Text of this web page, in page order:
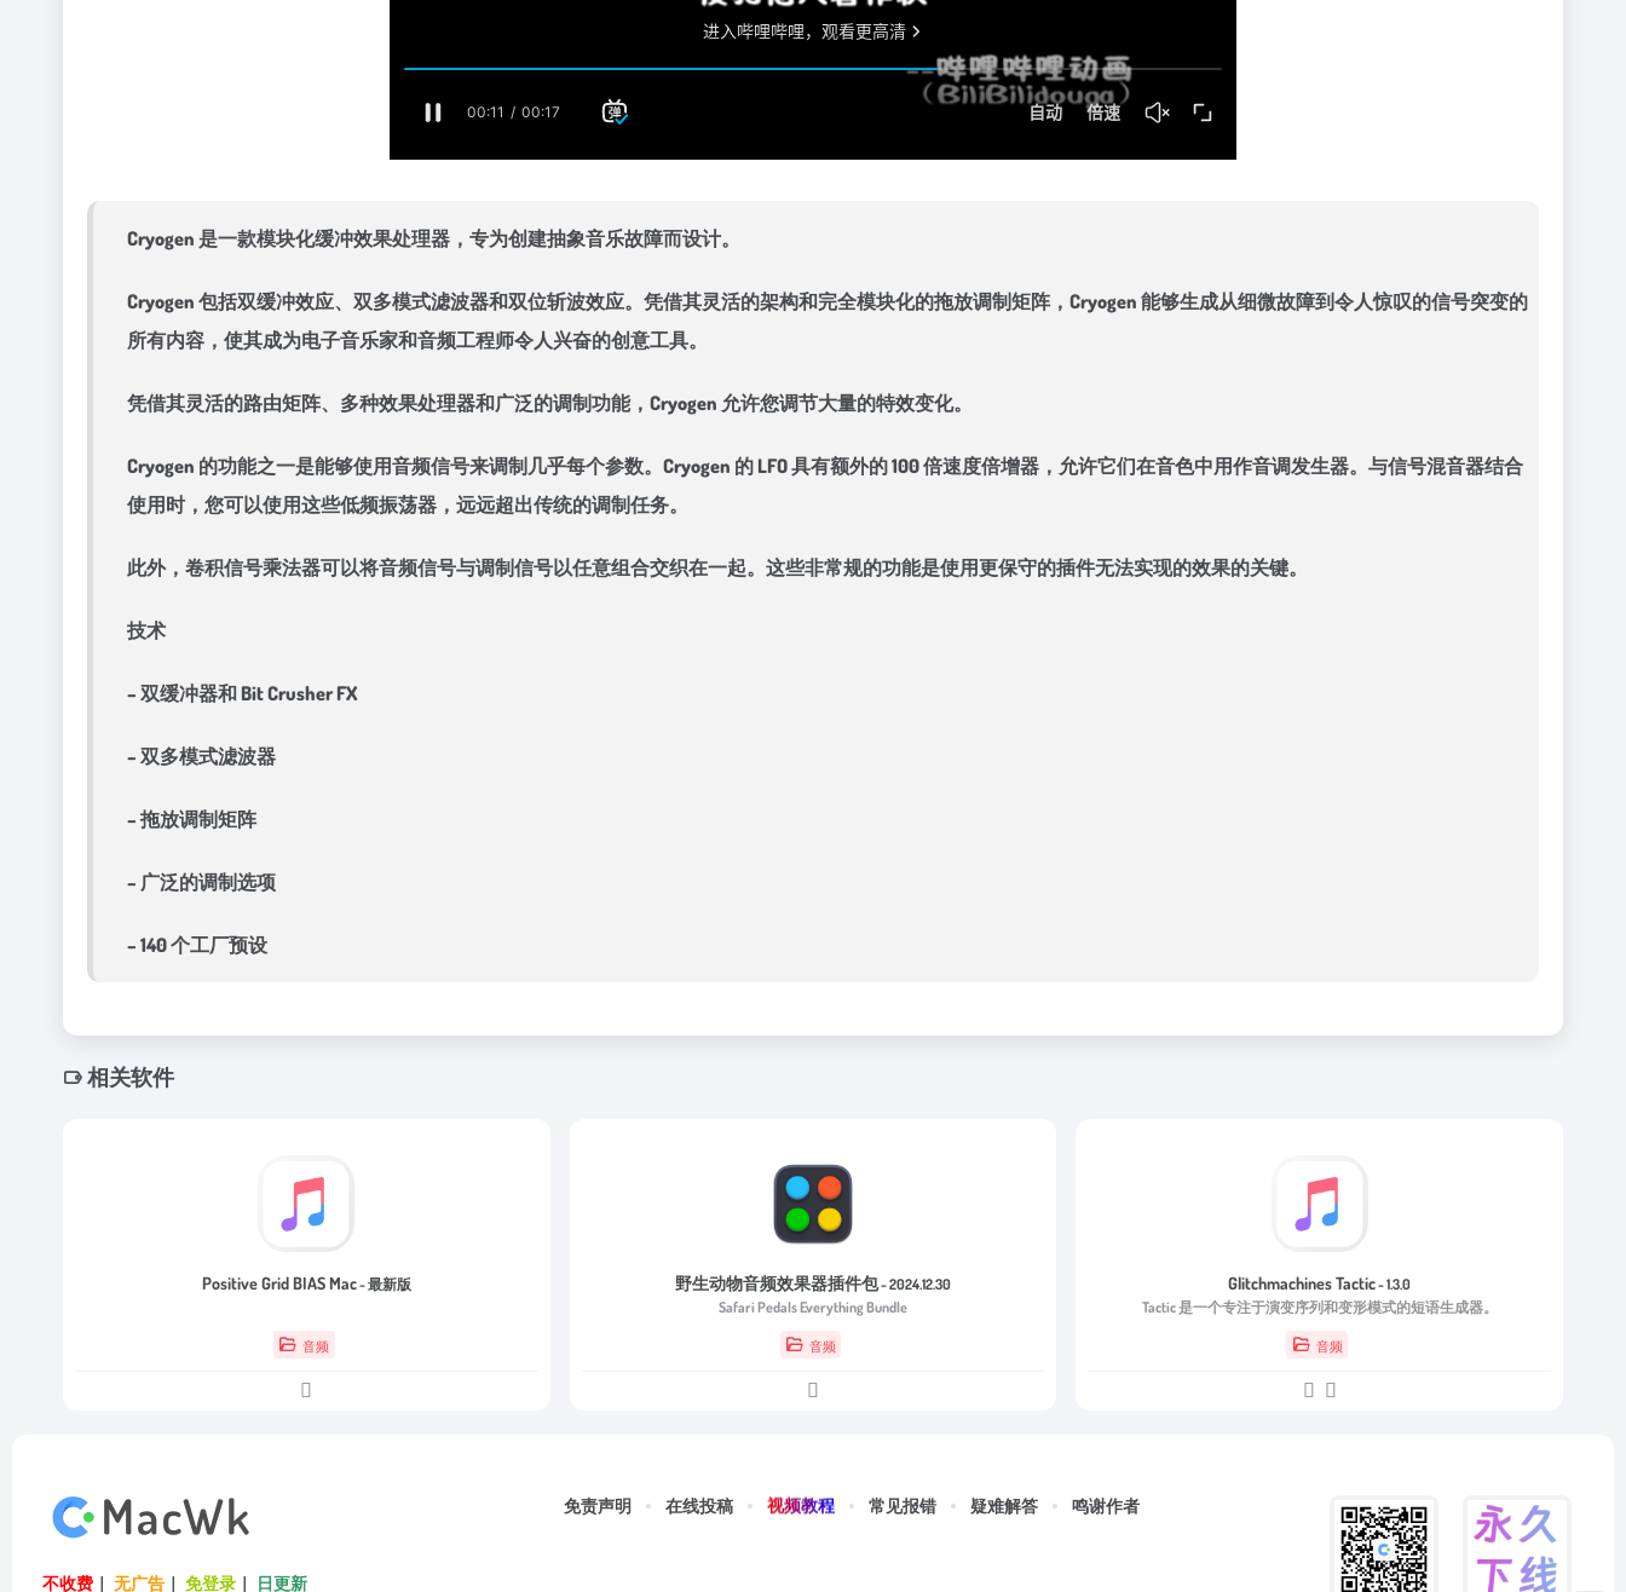
Cryogen 是一款模块化缓冲效果处理器，专为创建抽象音乐故障而设计。
Cryogen 包括双缓冲效应、双多模式滤波器和双位斩波效应。凭借其灵活的架构和完全模块化的拖放调制矩阵，Cryogen 能够生成从细微故障到令人惊叹的信号突变的
所有内容，使其成为电子音乐家和音频工程师令人兴奋的创意工具。
凭借其灵活的路由矩阵、多种效果处理器和广泛的调制功能，Cryogen 允许您调节大量的特效变化。
Cryogen 的功能之一是能够使用音频信号来调制几乎每个参数。Cryogen 的 LFO 具有额外的 100 倍速度倍增器，允许它们在音色中用作音调发生器。与信号混音器结合
使用时，您可以使用这些低频振荡器，远远超出传统的调制任务。
此外，卷积信号乘法器可以将音频信号与调制信号以任意组合交织在一起。这些非常规的功能是使用更保守的插件无法实现的效果的关键。
技术
– 双缓冲器和 Bit Crusher FX
– 双多模式滤波器
– 拖放调制矩阵
– 广泛的调制选项
– 140 个工厂预设
相关软件
Positive Grid BIAS Mac- 最新版
音频
野生动物音频效果器插件包- 2024.12.30
Safari Pedals Everything Bundle
音频
Glitchmachines Tactic- 1.3.0
Tactic 是一个专注于演变序列和变形模式的短语生成器。
音频
不收费 ｜ 无广告 ｜ 免登录 ｜ 日更新
免责声明 在线投稿 视频教程 常见报错 疑难解答 鸣谢作者